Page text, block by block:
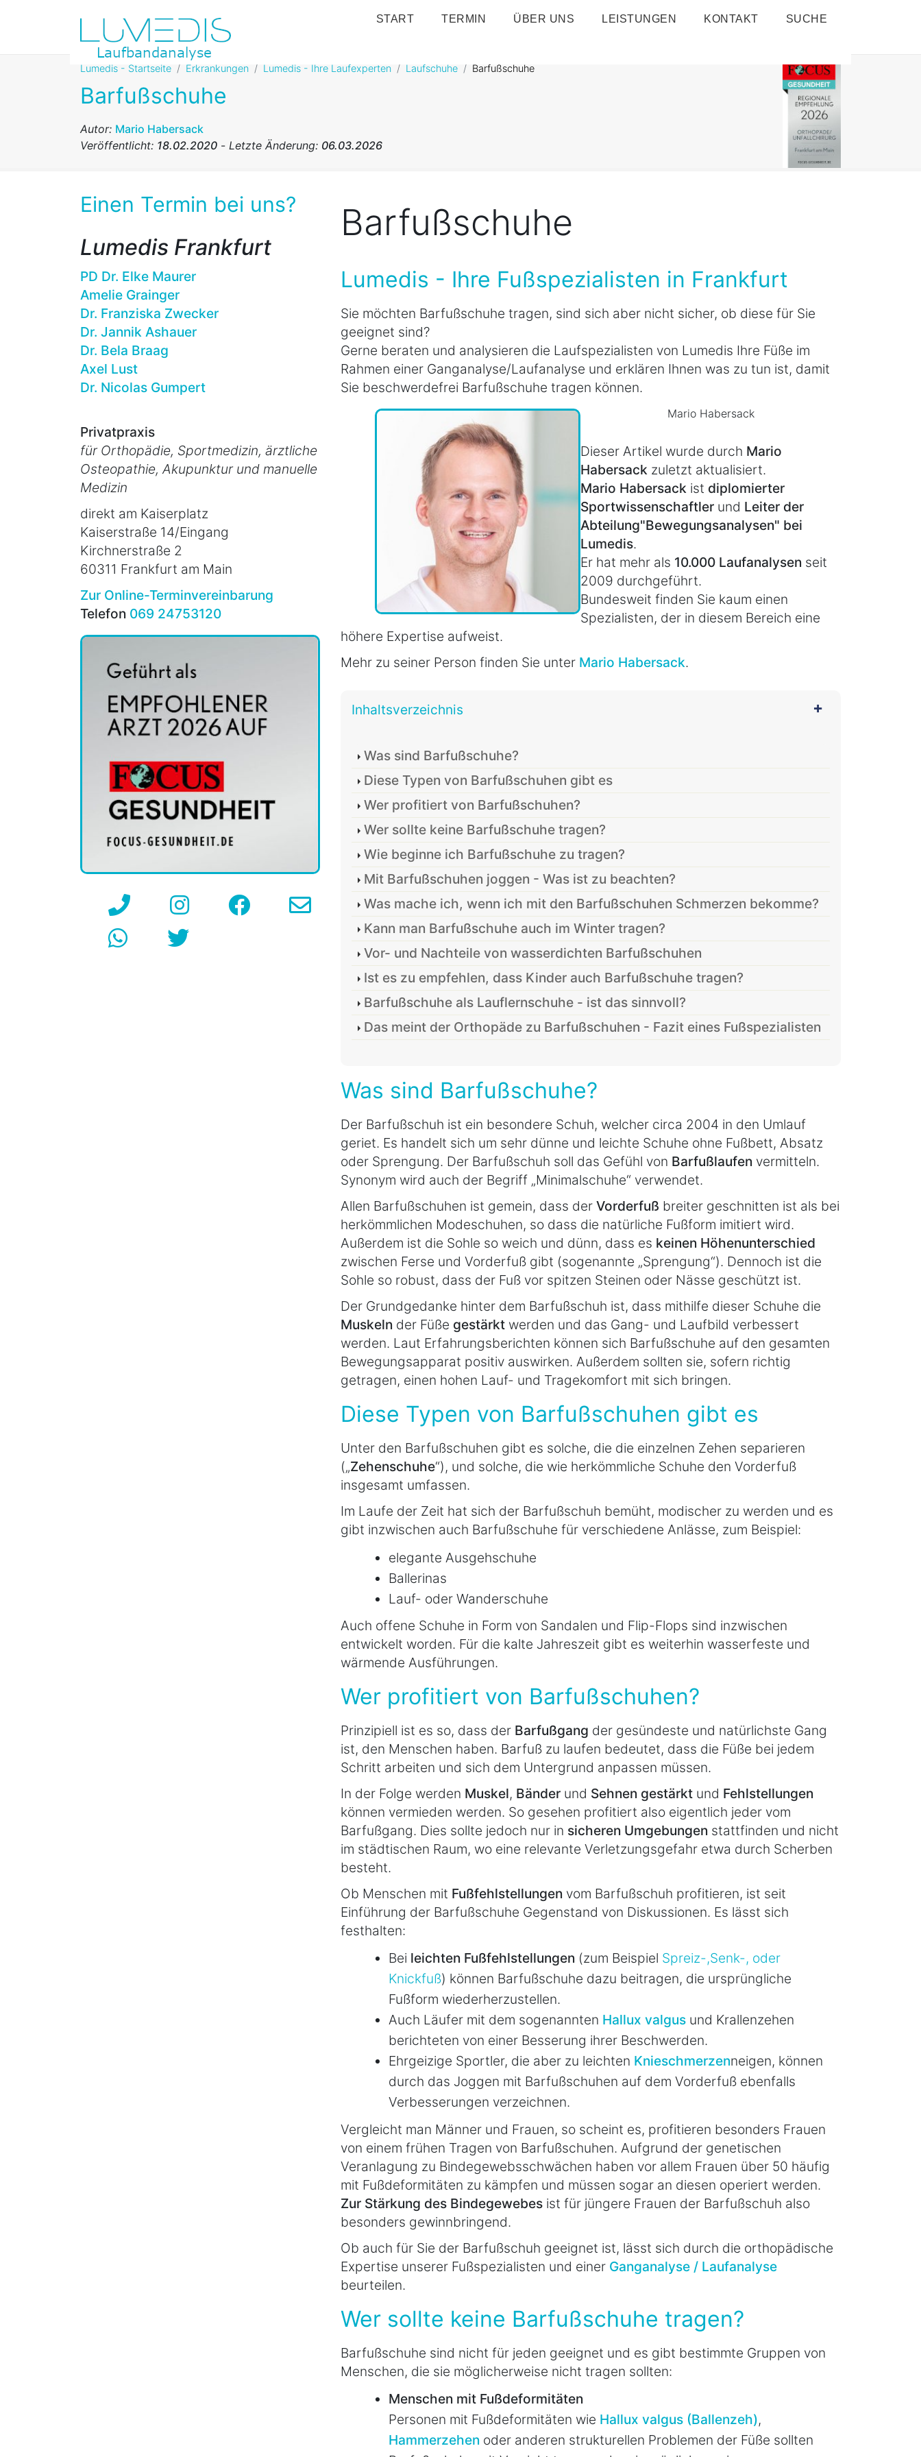
START TERMIN ÜBER UNS LEISTUNGEN KONTAKT SUCHE
Lumedis - Startseite Erkrankungen Lumedis - Ihre Laufexperten Laufschuhe Barfußschuhe
Barfußschuhe
Autor: Mario Habersack
Veröffentlicht: 18.02.2020 - Letzte Änderung: 06.03.2026
Einen Termin bei uns?
Lumedis Frankfurt
PD Dr. Elke Maurer
Amelie Grainger
Dr. Franziska Zwecker
Dr. Jannik Ashauer
Dr. Bela Braag
Axel Lust
Dr. Nicolas Gumpert
Privatpraxis
für Orthopädie, Sportmedizin, ärztliche
Osteopathie, Akupunktur und manuelle
Medizin
direkt am Kaiserplatz
Kaiserstraße 14/Eingang
Kirchnerstraße 2
60311 Frankfurt am Main
Zur Online-Terminvereinbarung
Telefon 069 24753120
Barfußschuhe
Lumedis - Ihre Fußspezialisten in Frankfurt
Sie möchten Barfußschuhe tragen, sind sich aber nicht sicher, ob diese für Sie
geeignet sind?
Gerne beraten und analysieren die Laufspezialisten von Lumedis Ihre Füße im
Rahmen einer Ganganalyse/Laufanalyse und erklären Ihnen was zu tun ist, damit
Sie beschwerdefrei Barfußschuhe tragen können.
Mario Habersack
Dieser Artikel wurde durch Mario
Habersack zuletzt aktualisiert.
Mario Habersack ist diplomierter
Sportwissenschaftler und Leiter der
Abteilung"Bewegungsanalysen" bei
Lumedis.
Er hat mehr als 10.000 Laufanalysen seit
2009 durchgeführt.
Bundesweit finden Sie kaum einen
Spezialisten, der in diesem Bereich eine
höhere Expertise aufweist.
Mehr zu seiner Person finden Sie unter Mario Habersack.
Inhaltsverzeichnis
Was sind Barfußschuhe?
Diese Typen von Barfußschuhen gibt es
Wer profitiert von Barfußschuhen?
Wer sollte keine Barfußschuhe tragen?
Wie beginne ich Barfußschuhe zu tragen?
Mit Barfußschuhen joggen - Was ist zu beachten?
Was mache ich, wenn ich mit den Barfußschuhen Schmerzen bekomme?
Kann man Barfußschuhe auch im Winter tragen?
Vor- und Nachteile von wasserdichten Barfußschuhen
Ist es zu empfehlen, dass Kinder auch Barfußschuhe tragen?
Barfußschuhe als Lauflernschuhe - ist das sinnvoll?
Das meint der Orthopäde zu Barfußschuhen - Fazit eines Fußspezialisten
Was sind Barfußschuhe?
Der Barfußschuh ist ein besondere Schuh, welcher circa 2004 in den Umlauf
geriet. Es handelt sich um sehr dünne und leichte Schuhe ohne Fußbett, Absatz
oder Sprengung. Der Barfußschuh soll das Gefühl von Barfußlaufen vermitteln.
Synonym wird auch der Begriff „Minimalschuhe“ verwendet.
Allen Barfußschuhen ist gemein, dass der Vorderfuß breiter geschnitten ist als bei
herkömmlichen Modeschuhen, so dass die natürliche Fußform imitiert wird.
Außerdem ist die Sohle so weich und dünn, dass es keinen Höhenunterschied
zwischen Ferse und Vorderfuß gibt (sogenannte „Sprengung“). Dennoch ist die
Sohle so robust, dass der Fuß vor spitzen Steinen oder Nässe geschützt ist.
Der Grundgedanke hinter dem Barfußschuh ist, dass mithilfe dieser Schuhe die
Muskeln der Füße gestärkt werden und das Gang- und Laufbild verbessert
werden. Laut Erfahrungsberichten können sich Barfußschuhe auf den gesamten
Bewegungsapparat positiv auswirken. Außerdem sollten sie, sofern richtig
getragen, einen hohen Lauf- und Tragekomfort mit sich bringen.
Diese Typen von Barfußschuhen gibt es
Unter den Barfußschuhen gibt es solche, die die einzelnen Zehen separieren
(„Zehenschuhe“), und solche, die wie herkömmliche Schuhe den Vorderfuß
insgesamt umfassen.
Im Laufe der Zeit hat sich der Barfußschuh bemüht, modischer zu werden und es
gibt inzwischen auch Barfußschuhe für verschiedene Anlässe, zum Beispiel:
elegante Ausgehschuhe
Ballerinas
Lauf- oder Wanderschuhe
Auch offene Schuhe in Form von Sandalen und Flip-Flops sind inzwischen
entwickelt worden. Für die kalte Jahreszeit gibt es weiterhin wasserfeste und
wärmende Ausführungen.
Wer profitiert von Barfußschuhen?
Prinzipiell ist es so, dass der Barfußgang der gesündeste und natürlichste Gang
ist, den Menschen haben. Barfuß zu laufen bedeutet, dass die Füße bei jedem
Schritt arbeiten und sich dem Untergrund anpassen müssen.
In der Folge werden Muskel, Bänder und Sehnen gestärkt und Fehlstellungen
können vermieden werden. So gesehen profitiert also eigentlich jeder vom
Barfußgang. Dies sollte jedoch nur in sicheren Umgebungen stattfinden und nicht
im städtischen Raum, wo eine relevante Verletzungsgefahr etwa durch Scherben
besteht.
Ob Menschen mit Fußfehlstellungen vom Barfußschuh profitieren, ist seit
Einführung der Barfußschuhe Gegenstand von Diskussionen. Es lässt sich
festhalten:
Bei leichten Fußfehlstellungen (zum Beispiel Spreiz-,Senk-, oder
Knickfuß) können Barfußschuhe dazu beitragen, die ursprüngliche
Fußform wiederherzustellen.
Auch Läufer mit dem sogenannten Hallux valgus und Krallenzehen
berichteten von einer Besserung ihrer Beschwerden.
Ehrgeizige Sportler, die aber zu leichten Knieschmerzenneigen, können
durch das Joggen mit Barfußschuhen auf dem Vorderfuß ebenfalls
Verbesserungen verzeichnen.
Vergleicht man Männer und Frauen, so scheint es, profitieren besonders Frauen
von einem frühen Tragen von Barfußschuhen. Aufgrund der genetischen
Veranlagung zu Bindegewebsschwächen haben vor allem Frauen über 50 häufig
mit Fußdeformitäten zu kämpfen und müssen sogar an diesen operiert werden.
Zur Stärkung des Bindegewebes ist für jüngere Frauen der Barfußschuh also
besonders gewinnbringend.
Ob auch für Sie der Barfußschuh geeignet ist, lässt sich durch die orthopädische
Expertise unserer Fußspezialisten und einer Ganganalyse / Laufanalyse
beurteilen.
Wer sollte keine Barfußschuhe tragen?
Barfußschuhe sind nicht für jeden geeignet und es gibt bestimmte Gruppen von
Menschen, die sie möglicherweise nicht tragen sollten:
Menschen mit Fußdeformitäten
Personen mit Fußdeformitäten wie Hallux valgus (Ballenzeh),
Hammerzehen oder anderen strukturellen Problemen der Füße sollten